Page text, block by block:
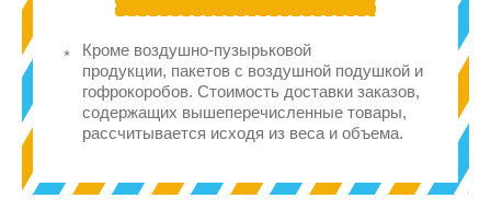
Кроме воздушно-пузырьковой
продукции, пакетов с воздушной подушкой и
гофрокоробов. Стоимость доставки заказов,
содержащих вышеперечисленные товары,
рассчитывается исходя из веса и объема.